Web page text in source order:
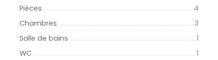
Pièces
4
Chambres
3
Salle de bains
1
WC
1